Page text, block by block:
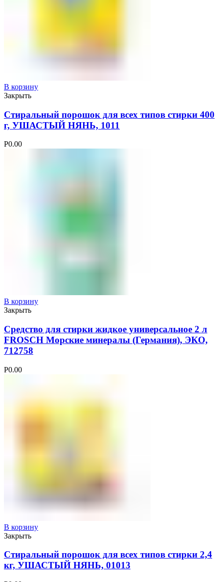
В корзину
Закрыть
Стиральный порошок для всех типов стирки 400
г, УШАСТЫЙ НЯНЬ, 1011
Р0.00
В корзину
Закрыть
Средство для стирки жидкое универсальное 2 л
FROSCH Морские минералы (Германия), ЭКО,
712758
Р0.00
В корзину
Закрыть
Стиральный порошок для всех типов стирки 2,4
кг, УШАСТЫЙ НЯНЬ, 01013